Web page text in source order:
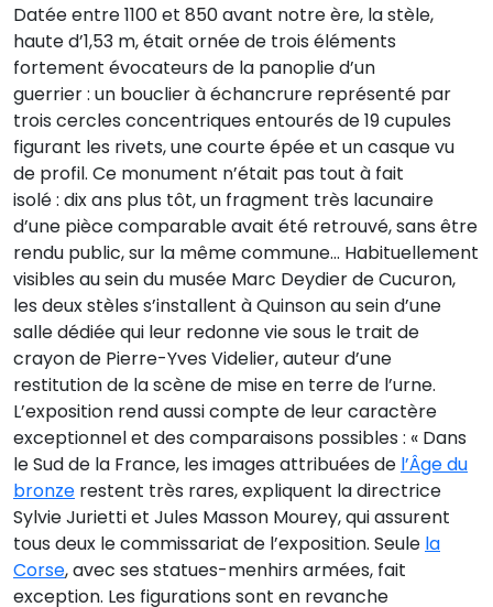
Datée entre 1100 et 850 avant notre ère, la stèle,
haute d’1,53 m, était ornée de trois éléments
fortement évocateurs de la panoplie d’un
guerrier : un bouclier à échancrure représenté par
trois cercles concentriques entourés de 19 cupules
figurant les rivets, une courte épée et un casque vu
de profil. Ce monument n’était pas tout à fait
isolé : dix ans plus tôt, un fragment très lacunaire
d’une pièce comparable avait été retrouvé, sans être
rendu public, sur la même commune… Habituellement
visibles au sein du musée Marc Deydier de Cucuron,
les deux stèles s’installent à Quinson au sein d’une
salle dédiée qui leur redonne vie sous le trait de
crayon de Pierre-Yves Videlier, auteur d’une
restitution de la scène de mise en terre de l’urne.
L’exposition rend aussi compte de leur caractère
exceptionnel et des comparaisons possibles : « Dans
le Sud de la France, les images attribuées de l’Âge du
bronze restent très rares, expliquent la directrice
Sylvie Jurietti et Jules Masson Mourey, qui assurent
tous deux le commissariat de l’exposition. Seule la
Corse, avec ses statues-menhirs armées, fait
exception. Les figurations sont en revanche